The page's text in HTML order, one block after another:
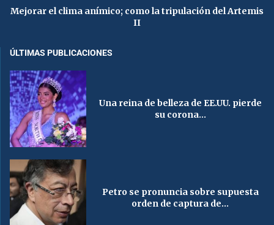
Mejorar el clima anímico; como la tripulación del Artemis
II
ÚLTIMAS PUBLICACIONES
Una reina de belleza de EE.UU. pierde
su corona...
Petro se pronuncia sobre supuesta
orden de captura de...